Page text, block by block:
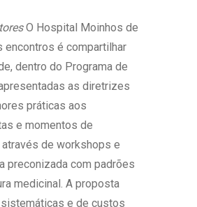
Empresas
Tele Interconsultas
Cabine Telemedicina
Gestão do Cuidado
O Hospital Moinhos de
encontros é compartilhar
dentro do Programa de
as diretrizes
práticas aos
e momentos de
de workshops e
preconizada com padrões
medicinal. A proposta
e de custos